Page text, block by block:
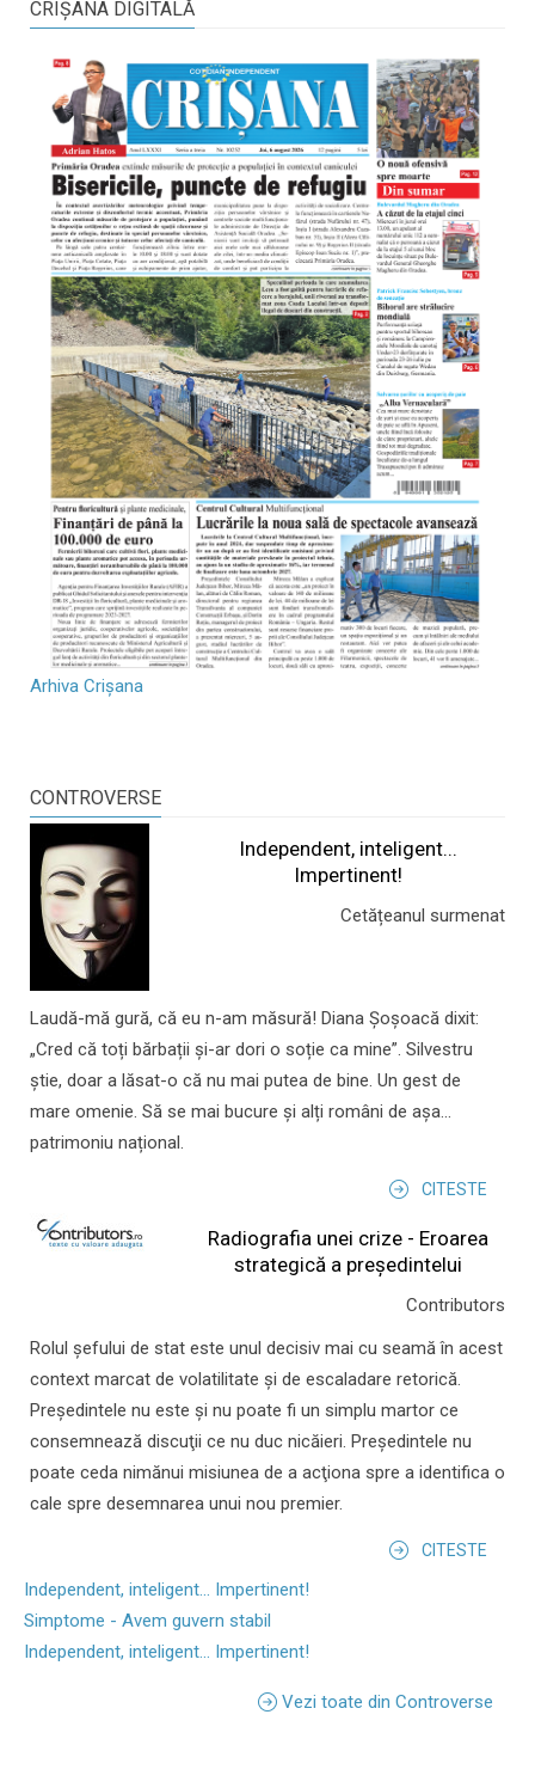
CRIŞANA DIGITALĂ
Arhiva Crișana
CONTROVERSE
Independent, inteligent...
Impertinent!
Cetățeanul surmenat
Laudă-mă gură, că eu n-am măsură! Diana Șoșoacă dixit:
„Cred că toți bărbații și-ar dori o soție ca mine”. Silvestru
știe, doar a lăsat-o că nu mai putea de bine. Un gest de
mare omenie. Să se mai bucure și alți români de așa...
patrimoniu național.
CITESTE
Radiografia unei crize - Eroarea
strategică a președintelui
Contributors
Rolul şefului de stat este unul decisiv mai cu seamă în acest
context marcat de volatilitate şi de escaladare retorică.
Preşedintele nu este şi nu poate fi un simplu martor ce
consemnează discuţii ce nu duc nicăieri. Preşedintele nu
poate ceda nimănui misiunea de a acţiona spre a identifica o
cale spre desemnarea unui nou premier.
CITESTE
Independent, inteligent... Impertinent!
Simptome - Avem guvern stabil
Independent, inteligent... Impertinent!
Vezi toate din Controverse